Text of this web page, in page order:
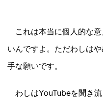
これは本当に個人的な
いんですよ。ただわしは
手な願いです。
わしはYouTubeを聞き